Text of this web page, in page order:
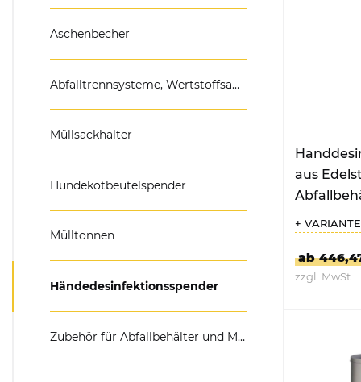
Spiegel für Verkehr &
Umhausungen
Pflanzkübel &
Aschenbecher
Abfalltrennsysteme, Wertstoffsammler
Müllsackhalter
Hundekotbeutelspender
Mülltonnen
Händedesinfektionsspender
Zubehör für Abfallbehälter und Mülleimer
aus
+
ab
zzgl. MwSt.